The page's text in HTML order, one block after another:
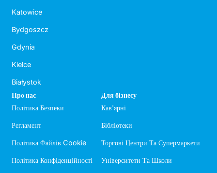
Katowice
Bydgoszcz
Gdynia
Kielce
Białystok
Про нас
Політика Безпеки
Регламент
Політика Файлів Cookie
Політика Конфіденційності
Для бізнесу
Кав'ярні
Бібліотеки
Торгові Центри Та Супермаркети
Університети Та Школи